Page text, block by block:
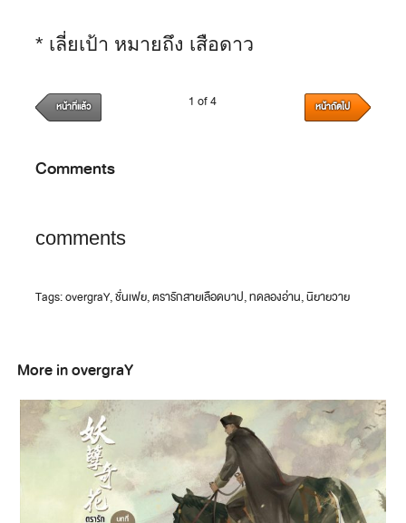
* เลี่ยเป้า หมายถึง เสือดาว
หน้าที่แล้ว 1 of 4 หน้าถัดไป
Comments
comments
Tags:overgraY,ชั่นเฟย,ตรารักสายเลือดบาป,ทดลองอ่าน,นิยายวาย
More in overgraY